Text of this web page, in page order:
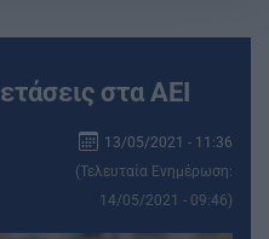
στα ΑΕΙ
13/05/2021 - 11:36
(Τελευταία Ενημέρωση:
14/05/2021 - 09:46)